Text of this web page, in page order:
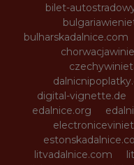
bilet-
bulharskadalnice.com
digital-vignette.de
edalnice.org
litvadalnice.com